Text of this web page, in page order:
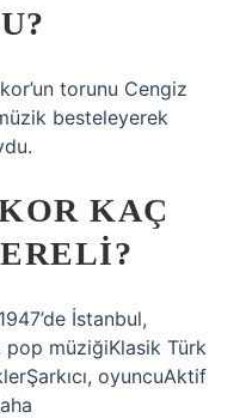
torunu Cengiz
besteleyerek
KAÇ
İstanbul,
pop müziğiKlasik Türk
oyuncuAktif